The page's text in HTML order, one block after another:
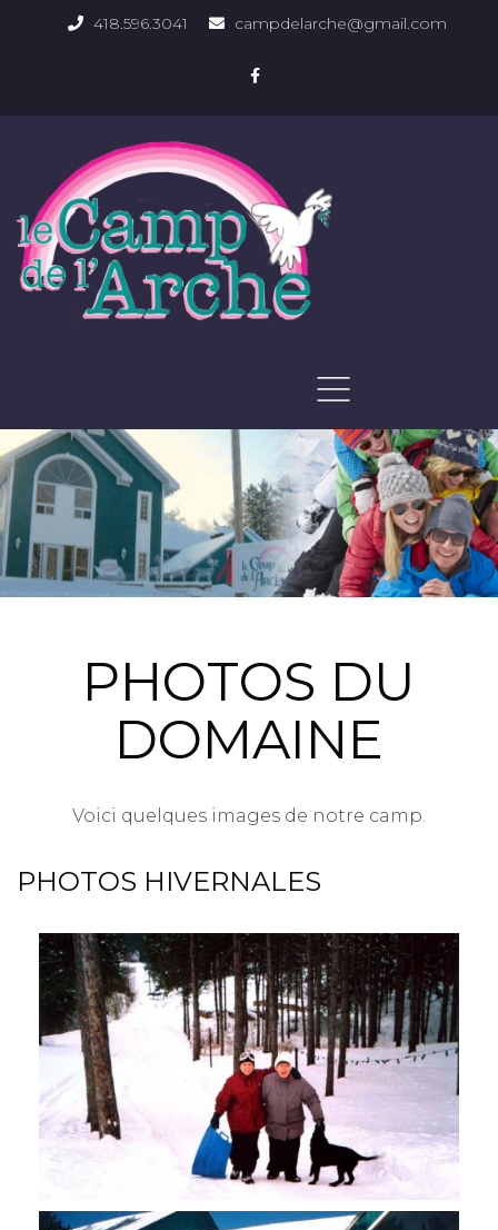
418.596.3041 campdelarche@gmail.com
PHOTOS DU DOMAINE
PHOTOS DU
DOMAINE
Voici quelques images de notre camp.
PHOTOS HIVERNALES